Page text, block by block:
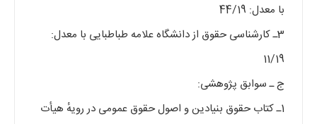
با معدل: 44/19
3ـ کارشناسی حقوق از دانشگاه علامه طباطبایی با معدل:
11/19
ج ـ سوابق پژوهشی:
1ـ کتاب حقوق بنیادین و اصول حقوق عمومی در رویهٔ هیأت